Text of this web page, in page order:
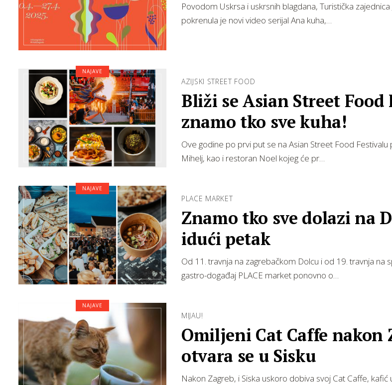
Povodom Uskrsa i uskrsnih blagdana, Turistička
pokrenula je novi video serijal Ana kuha,…
AZIJSKI STREET FOOD
Bliži se Asian Street Food
znamo tko sve kuha!
Ove godine po prvi put se na Asian Street Food
Mihelj, kao i restoran Noel kojeg će pr…
NAJAVE
PLACE MARKET
Znamo tko sve dolazi na Dolac ovaj i
idući petak
Od 11. travnja na zagrebačkom Dolcu i od 19. travnja na
gastro-događaj PLACE market ponovno o…
NAJAVE
MIJAU!
Omiljeni Cat Caffe nakon
otvara se u Sisku
Nakon Zagreb, i Siska uskoro dobiva svoj Cat Caffe,
NAJAVE